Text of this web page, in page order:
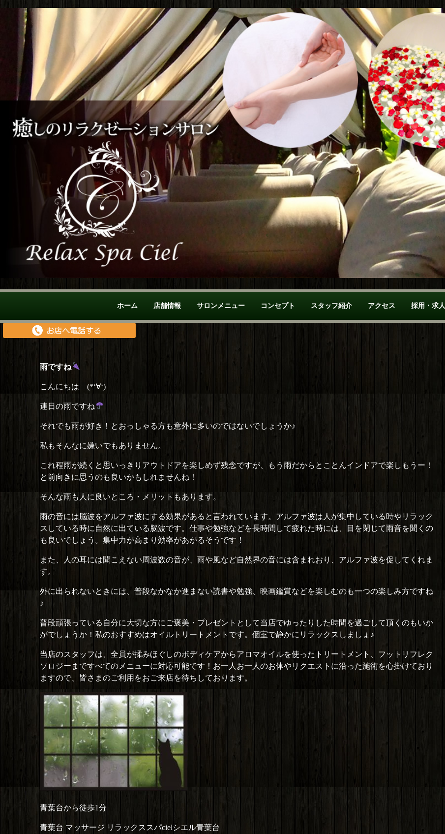
ホーム 店舗情報 サロンメニュー コンセプト スタッフ紹介 アクセス 採用・求人
雨ですね
こんにちは (*‘∀‘)
連日の雨ですね
それでも雨が好き！とおっしゃる方も意外に多いのではないでしょうか♪
私もそんなに嫌いでもありません。
これ程雨が続くと思いっきりアウトドアを楽しめず残念ですが、もう雨だからとことんインドアで楽しもうー！
と前向きに思うのも良いかもしれませんね！
そんな雨も人に良いところ・メリットもあります。
雨の音には脳波をアルファ波にする効果があると言われています。アルファ波は人が集中している時やリラック
スしている時に自然に出ている脳波です。仕事や勉強などを長時間して疲れた時には、目を閉じて雨音を聞くの
も良いでしょう。集中力が高まり効率があがるそうです！
また、人の耳には聞こえない周波数の音が、雨や風など自然界の音には含まれおり、アルファ波を促してくれま
す。
外に出られないときには、普段なかなか進まない読書や勉強、映画鑑賞などを楽しむのも一つの楽しみ方ですね
♪
普段頑張っている自分に大切な方にご褒美・プレゼントとして当店でゆったりした時間を過ごして頂くのもいか
がでしょうか！私のおすすめはオイルトリートメントです。個室で静かにリラックスしましょ♪
当店のスタッフは、全員が揉みほぐしのボディケアからアロマオイルを使ったトリートメント、フットリフレク
ソロジーまですべてのメニューに対応可能です！お一人お一人のお体やリクエストに沿った施術を心掛けており
ますので、皆さまのご利用をおご来店を待ちしております。
青葉台から徒歩1分
青葉台 マッサージ リラックススパcielシエル青葉台